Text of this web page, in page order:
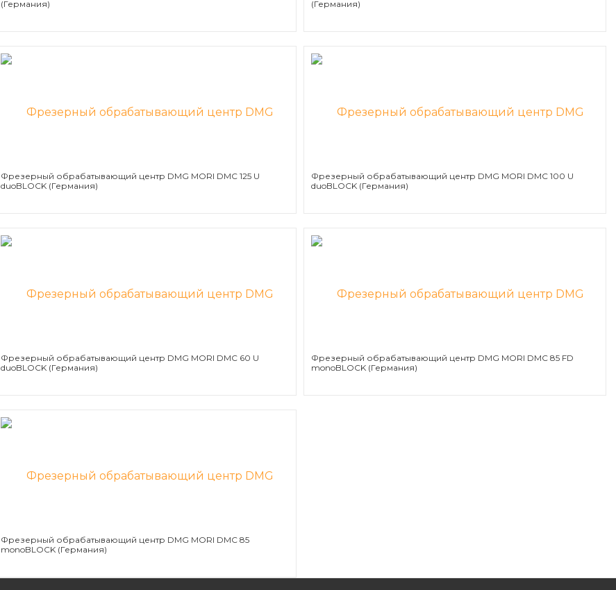
(Германия)
(Германия)
Фрезерный обрабатывающий центр DMG MORI DMC 125 U
duoBLOCK (Германия)
Фрезерный обрабатывающий центр DMG MORI DMC 100 U
duoBLOCK (Германия)
Фрезерный обрабатывающий центр DMG MORI DMC 60 U
duoBLOCK (Германия)
Фрезерный обрабатывающий центр DMG MORI DMC 85 FD
monoBLOCK (Германия)
Фрезерный обрабатывающий центр DMG MORI DMC 85
monoBLOCK (Германия)